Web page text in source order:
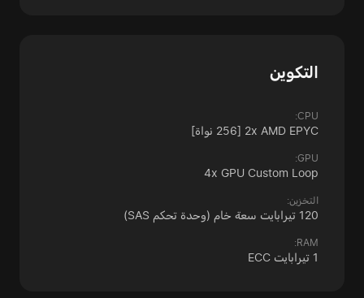
التكوين
CPU:
2x AMD EPYC [256 نواة]
GPU:
4x GPU Custom Loop
التخزين:
120 تيرابايت سعة خام (وحدة تحكم SAS)
RAM:
1 تيرابايت ECC